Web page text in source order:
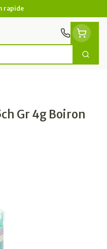
rapide
Gr 4g Boiron